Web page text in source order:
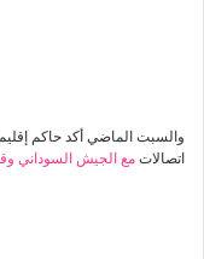
والسبت الماضي أكد حاكم
اتصالاتمع الجيش السوداني